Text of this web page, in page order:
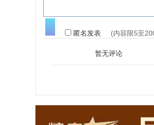
匿名发表 (内容限5至
暂无评论